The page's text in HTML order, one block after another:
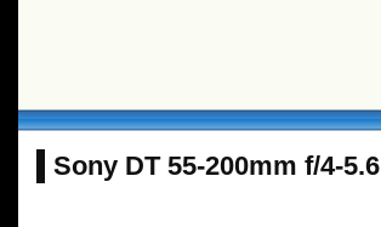
Sony DT 55-200mm f/4-5.6